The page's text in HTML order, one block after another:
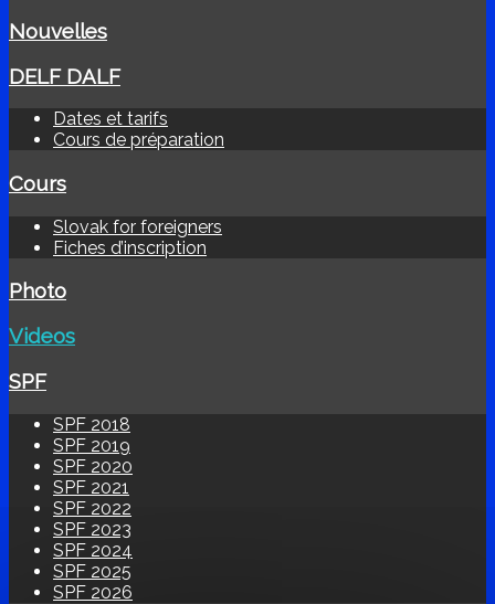
Nouvelles
DELF DALF
Dates et tarifs
Cours de préparation
Cours
Slovak for foreigners
Fiches d’inscription
Photo
Videos
SPF
SPF 2018
SPF 2019
SPF 2020
SPF 2021
SPF 2022
SPF 2023
SPF 2024
SPF 2025
SPF 2026